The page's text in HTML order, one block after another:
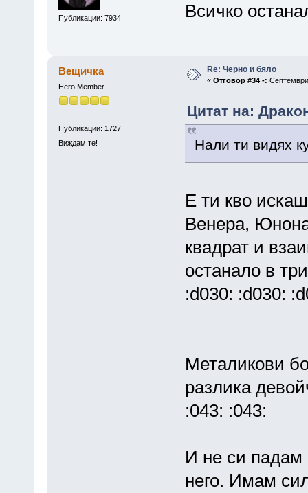
Публикации: 7934
Всичко
Вещичка
Hero Member
Публикации: 1727
Виждам те!
Re: Черно и бяло
« Отговор #34 -:
Цитат на:
Нали ти видях
E ти кво
Венера,
квадрат и
останало в
:d030: :d030:
Металикови
разлика
:043: :043:
И не си падам
него. Имам